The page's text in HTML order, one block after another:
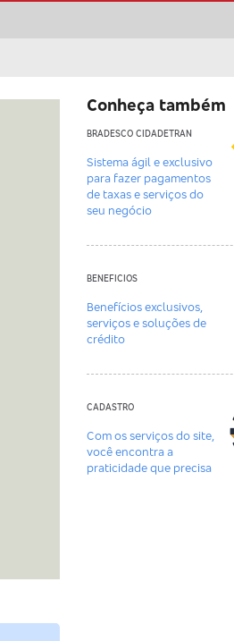
Conheça também
BRADESCO CIDADETRAN
Sistema ágil e exclusivo
para fazer pagamentos
de taxas e serviços do
seu negócio
BENEFICIOS
Benefícios exclusivos,
serviços e soluções de
crédito
CADASTRO
Com os serviços do site,
você encontra a
praticidade que precisa